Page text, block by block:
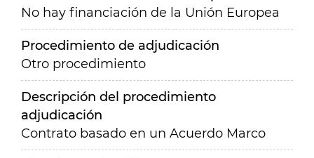
No hay financiación de la Unión Europea
Procedimiento de adjudicación
Otro procedimiento
Descripción del procedimiento
adjudicación
Contrato basado en un Acuerdo Marco